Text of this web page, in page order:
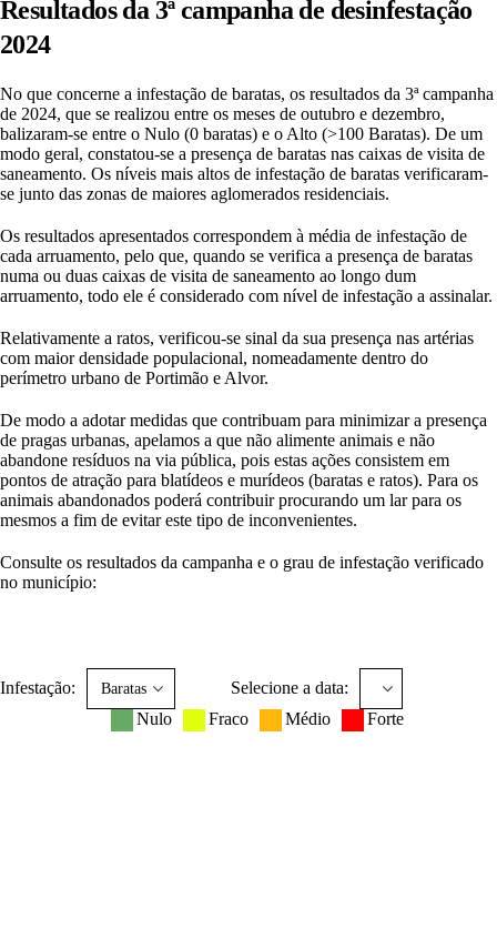
Resultados da 3ª campanha de desinfestação
2024
No que concerne a infestação de baratas, os resultados da 3ª campanha
de 2024, que se realizou entre os meses de outubro e dezembro,
balizaram-se entre o Nulo (0 baratas) e o Alto (>100 Baratas). De um
modo geral, constatou-se a presença de baratas nas caixas de visita de
saneamento. Os níveis mais altos de infestação de baratas verificaram-
se junto das zonas de maiores aglomerados residenciais.
Os resultados apresentados correspondem à média de infestação de
cada arruamento, pelo que, quando se verifica a presença de baratas
numa ou duas caixas de visita de saneamento ao longo dum
arruamento, todo ele é considerado com nível de infestação a assinalar.
Relativamente a ratos, verificou-se sinal da sua presença nas artérias
com maior densidade populacional, nomeadamente dentro do
perímetro urbano de Portimão e Alvor.
De modo a adotar medidas que contribuam para minimizar a presença
de pragas urbanas, apelamos a que não alimente animais e não
abandone resíduos na via pública, pois estas ações consistem em
pontos de atração para blatídeos e murídeos (baratas e ratos). Para os
animais abandonados poderá contribuir procurando um lar para os
mesmos a fim de evitar este tipo de inconvenientes.
Consulte os resultados da campanha e o grau de infestação verificado
no município:
Infestação:
Selecione a data:
Nulo
Fraco Médio Forte